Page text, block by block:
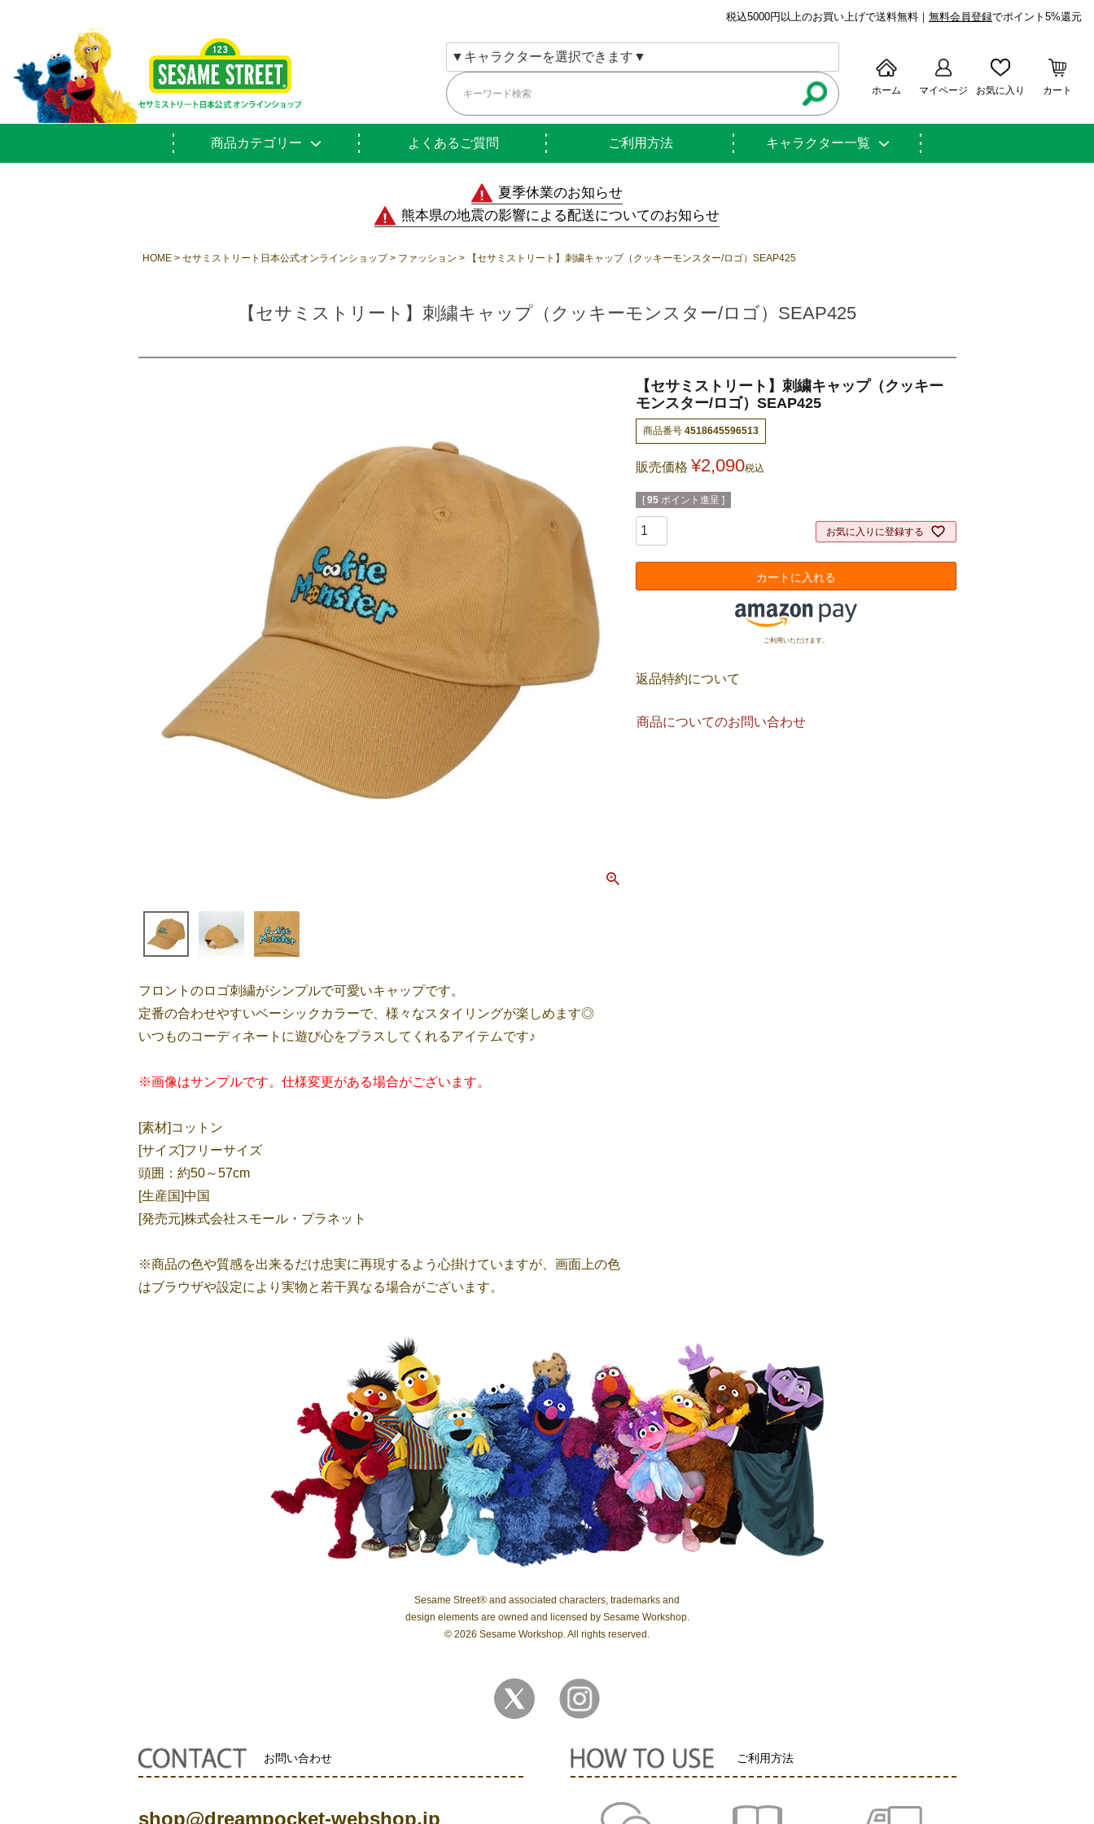
税込5000円以上のお買い上げで送料無料｜ 無料会員登録でポイント5%還元
ホーム マイページ お気に入り カート
商品カテゴリー よくあるご質問 ご利用方法 キャラクター一覧
夏季休業のお知らせ
熊本県の地震の影響による配送についてのお知らせ
HOME セサミストリート日本公式オンラインショップ ファッション 【セサミストリート】刺繍キャップ（クッキーモンスター/ロゴ）SEAP425
【セサミストリート】刺繍キャップ（クッキーモンスター/ロゴ）SEAP425
【セサミストリート】刺繍キャップ（クッキー
モンスター/ロゴ）SEAP425
商品番号 4518645596513
販売価格 ¥2,090税込
[ 95 ポイント進呈 ]
お気に入りに登録する
カートに入れる
ご利用いただけます。
返品特約について
商品についてのお問い合わせ
フロントのロゴ刺繍がシンプルで可愛いキャップです。
定番の合わせやすいベーシックカラーで、様々なスタイリングが楽しめます◎
いつものコーディネートに遊び心をプラスしてくれるアイテムです♪
※画像はサンプルです。仕様変更がある場合がございます。
[素材]コットン
[サイズ]フリーサイズ
頭囲：約50～57cm
[生産国]中国
[発売元]株式会社スモール・プラネット
※商品の色や質感を出来るだけ忠実に再現するよう心掛けていますが、画面上の色
はブラウザや設定により実物と若干異なる場合がございます。
Sesame Street® and associated characters, trademarks and
design elements are owned and licensed by Sesame Workshop.
© 2026 Sesame Workshop. All rights reserved.
お問い合わせ
shop@dreampocket-webshop.jp
ご利用方法